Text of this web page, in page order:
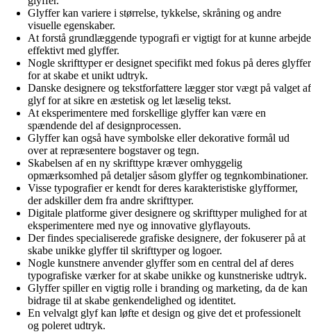
Glyffer kan variere i størrelse, tykkelse, skråning og andre
visuelle egenskaber.
At forstå grundlæggende typografi er vigtigt for at kunne arbejde
effektivt med glyffer.
Nogle skrifttyper er designet specifikt med fokus på deres glyffer
for at skabe et unikt udtryk.
Danske designere og tekstforfattere lægger stor vægt på valget af
glyf for at sikre en æstetisk og let læselig tekst.
At eksperimentere med forskellige glyffer kan være en
spændende del af designprocessen.
Glyffer kan også have symbolske eller dekorative formål ud
over at repræsentere bogstaver og tegn.
Skabelsen af en ny skrifttype kræver omhyggelig
opmærksomhed på detaljer såsom glyffer og tegnkombinationer.
Visse typografier er kendt for deres karakteristiske glyfformer,
der adskiller dem fra andre skrifttyper.
Digitale platforme giver designere og skrifttyper mulighed for at
eksperimentere med nye og innovative glyflayouts.
Der findes specialiserede grafiske designere, der fokuserer på at
skabe unikke glyffer til skrifttyper og logoer.
Nogle kunstnere anvender glyffer som en central del af deres
typografiske værker for at skabe unikke og kunstneriske udtryk.
Glyffer spiller en vigtig rolle i branding og marketing, da de kan
bidrage til at skabe genkendelighed og identitet.
En velvalgt glyf kan løfte et design og give det et professionelt
og poleret udtryk.